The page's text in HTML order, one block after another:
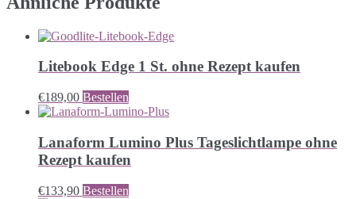
Litebook Edge 1 St. ohne Rezept kaufen
€189,00 Bestellen
Lanaform Lumino Plus Tageslichtlampe ohne
Rezept kaufen
€133,90 Bestellen